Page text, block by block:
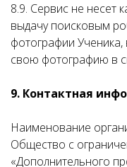
8.9. Сервис не несет
выдачу поисковым
фотографии Ученика,
свою фотографию в
9. Контактная
Наименование
Общество с
«Дополнительного